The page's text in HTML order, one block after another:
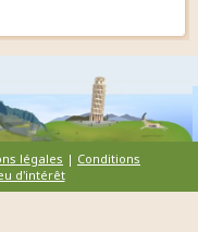
légales | Conditions
d'intérêt